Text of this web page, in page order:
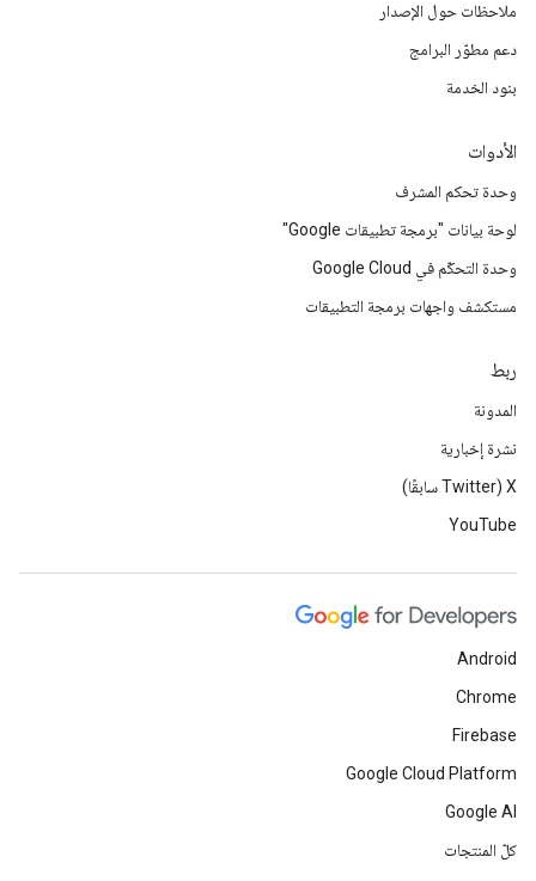
ملاحظات حول الإصدار
دعم مطوّر البرامج
بنود الخدمة
الأدوات
وحدة تحكم المشرف
لوحة بيانات "برمجة تطبيقات Google"
وحدة التحكّم في Google Cloud
مستكشف واجهات برمجة التطبيقات
ربط
المدونة
نشرة إخبارية
‫X ‏(Twitter سابقًا)
YouTube
Android
Chrome
Firebase
Google Cloud Platform
Google AI
كلّ المنتجات